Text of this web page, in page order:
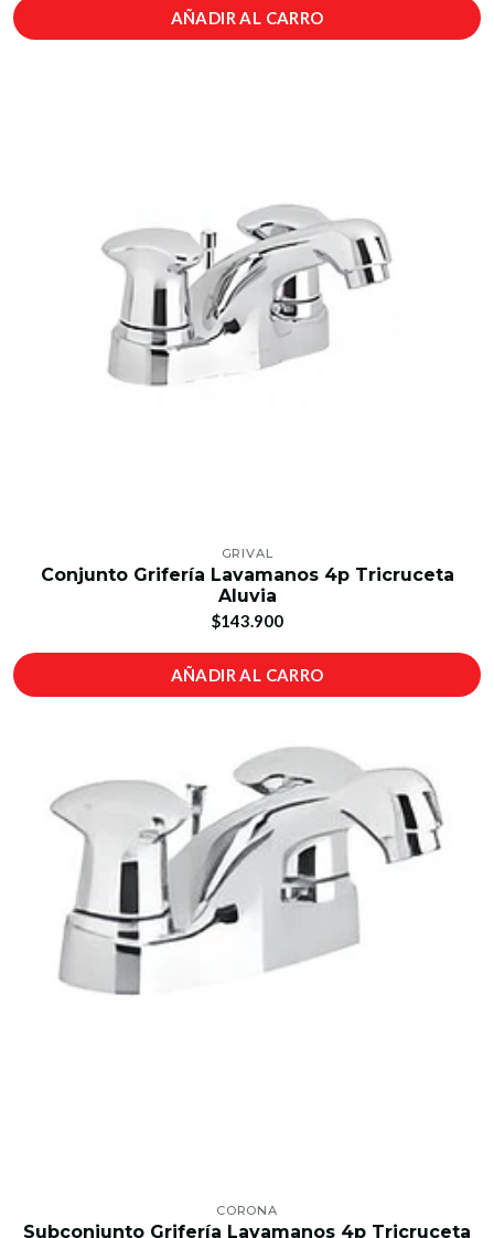
AÑADIR AL CARRO
GRIVAL
Conjunto Grifería Lavamanos 4p Tricruceta
Aluvia
$143.900
AÑADIR AL CARRO
CORONA
Subconjunto Grifería Lavamanos 4p Tricruceta